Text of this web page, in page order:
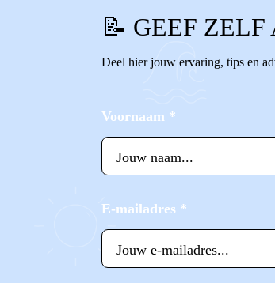
📝 GEEF
Deel hier jouw ervaring, tips en
Voornaam *
E-mailadres *